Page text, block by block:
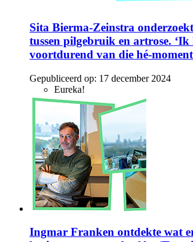
Sita Bierma-Zeinstra
tussen pilgebruik en artrose. ‘Ik
voortdurend van die hé-
Gepubliceerd op: 17 december 2024
Eureka!
Ingmar Franken ontdekte wat